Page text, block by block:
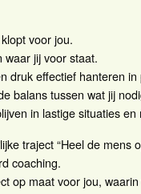
voor jou.
waar jij voor staat.
druk effectief hanteren
balans tussen wat jij
in lastige situaties
traject “Heel de mens
coaching.
op maat voor jou,